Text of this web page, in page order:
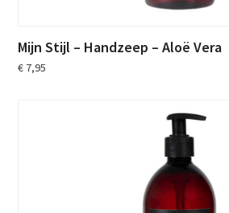
Mijn Stijl – Handzeep – Aloë Vera
€ 7,95